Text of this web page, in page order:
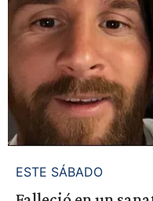
ESTE SÁBADO